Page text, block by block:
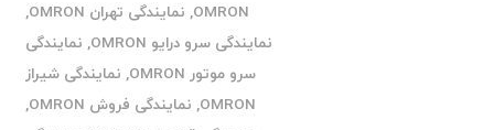
OMRON
, نمایندگی تهران OMRON
,
نمایندگی سرو درایو OMRON
, نمایندگی
سرو موتور OMRON
, نمایندگی شیراز
OMRON
, نمایندگی فروش OMRON
,